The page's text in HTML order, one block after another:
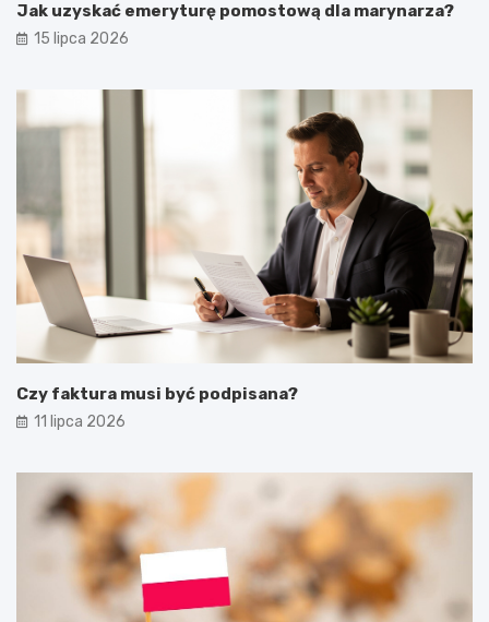
Jak uzyskać emeryturę pomostową dla marynarza?
15 lipca 2026
Czy faktura musi być podpisana?
11 lipca 2026